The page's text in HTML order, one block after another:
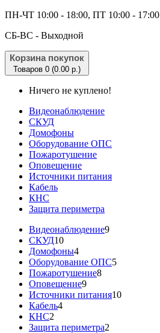
ПН-ЧТ 10:00 - 18:00, ПТ 10:00 - 17:00
CБ-ВС - Выходной
Корзина покупок
Товаров 0 (0.00 р.)
Ничего не куплено!
Видеонаблюдение
СКУД
Домофоны
Оборудование ОПС
Пожаротушение
Оповещение
Источники питания
Кабель
КНС
Защита периметра
Видеонаблюдение9
СКУД10
Домофоны4
Оборудование ОПС5
Пожаротушение8
Оповещение9
Источники питания10
Кабель4
КНС2
Защита периметра2